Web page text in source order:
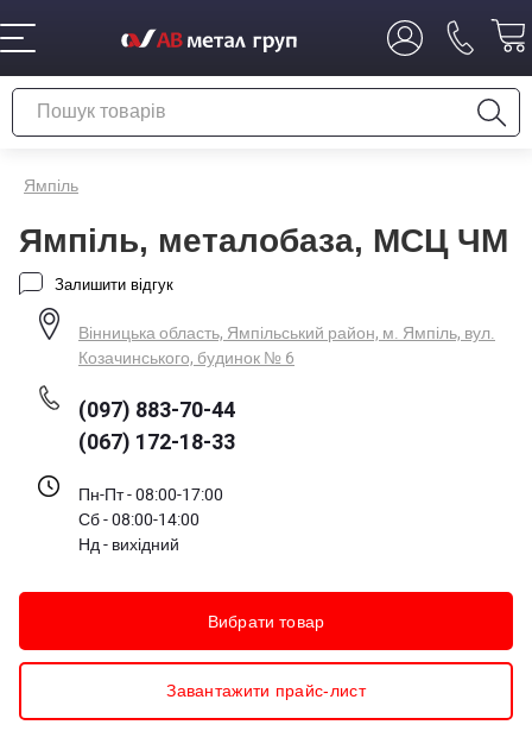
Ямпіль
Ямпіль, металобаза, МСЦ ЧМ
Залишити відгук
Вінницька область, Ямпільський район, м. Ямпіль, вул.
Козачинського, будинок № 6
(097) 883-70-44
(067) 172-18-33
Пн-Пт - 08:00-17:00
Сб - 08:00-14:00
Нд - вихідний
Вибрати товар
Завантажити прайс-лист